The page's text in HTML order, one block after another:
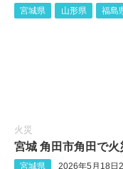
宮城県 山形県 福島
火災
宮城 角田市角田で火
宮城県 2026年5月18日